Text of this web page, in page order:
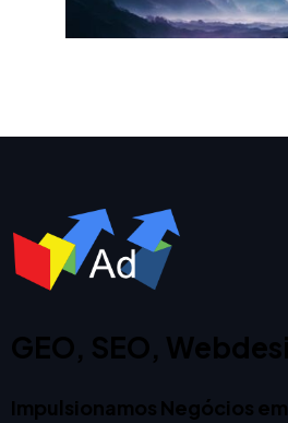
GEO, SEO,
Impulsionamos Negócios